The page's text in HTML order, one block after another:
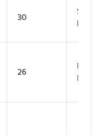
30
Santa
26
Daiga